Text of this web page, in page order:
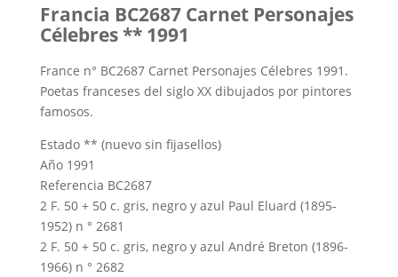
Francia BC2687 Carnet Personajes
Célebres ** 1991
France n° BC2687 Carnet Personajes Célebres 1991.
Poetas franceses del siglo XX dibujados por pintores
famosos.
Estado ** (nuevo sin fijasellos)
Año 1991
Referencia BC2687
2 F. 50 + 50 c. gris, negro y azul Paul Eluard (1895-
1952) n ° 2681
2 F. 50 + 50 c. gris, negro y azul André Breton (1896-
1966) n ° 2682